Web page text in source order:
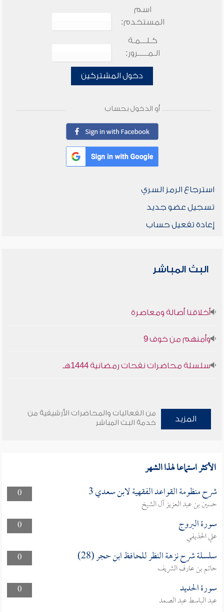
اسم
المستخدم:
كـلـــمـة
الـمـــــرور:
دخول المشتركين
أو الدخول بحساب
استرجاع الرمز السري
تسجيل عضو جديد
إعادة تفعيل حساب
البث المباشر
أخلاقنا أصالة ومعاصرة
وأمنهم من خوف 9
سلسلة محاضرات نفحات رمضانية 1444هـ
المزيد
من الفعاليات والمحاضرات الأرشيفية من
خدمة البث المباشر
الأكثر استماعا لهذا الشهر
0 شرح منظومة القواعد الفقهية لابن سعدي 3
حسين بن عبد العزيز آل الشيخ
0
سورة البروج
علي الحذيفي
0
سلسلة شرح نزهة النظر للحافظ ابن حجر (28)
حاتم بن عارف الشريف
0
سورة الحديد
عبد الباسط عبد الصمد